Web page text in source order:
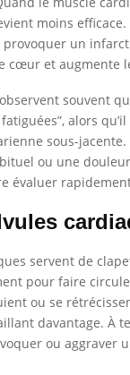
moins
provoquer un
cœur et augmente
souvent
alors
sous-jacente.
ou une
évaluer
servent de
pour faire
ou se
davantage. À
ou aggraver